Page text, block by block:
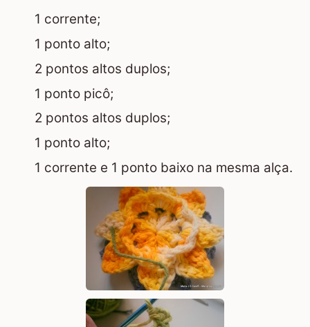
1 corrente;
1 ponto alto;
2 pontos altos duplos;
1 ponto picô;
2 pontos altos duplos;
1 ponto alto;
1 corrente e 1 ponto baixo na mesma alça.